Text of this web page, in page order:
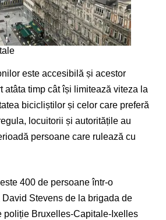
este accesibilă și acestor
atâta timp cât își limitează viteza la
bicicliștilor și celor care preferă
locuitorii și autoritățile au
persoane care rulează cu
400 de persoane într-o
David Stevens de la brigada de
poliție Bruxelles-Capitale-Ixelles